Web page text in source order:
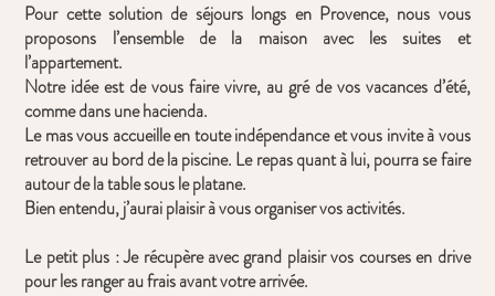
Pour cette solution de séjours longs en Provence, nous vous
proposons l’ensemble de la maison avec les suites et
l’appartement.
Notre idée est de vous faire vivre, au gré de vos vacances d’été,
comme dans une hacienda.
Le mas vous accueille en toute indépendance et vous invite à vous
retrouver au bord de la piscine. Le repas quant à lui, pourra se faire
autour de la table sous le platane.
Bien entendu, j’aurai plaisir à vous organiser vos activités.
Le petit plus : Je récupère avec grand plaisir vos courses en drive
pour les ranger au frais avant votre arrivée.